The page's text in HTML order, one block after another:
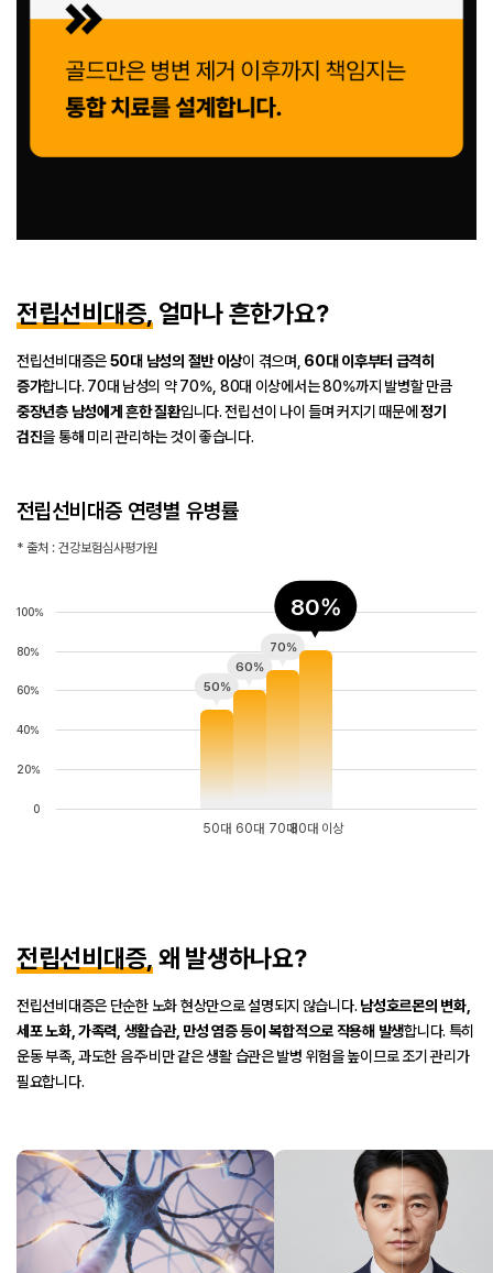
전립선비대증, 얼마나 흔한가요?
전립선비대증은50대 남성의 절반 이상이 겪으며, 60대 이후부터 급격히
증가합니다. 70대 남성의 약 70%, 80대 이상에서는 80%까지 발병할 만큼
중장년층 남성에게 흔한 질환입니다.전립선이 나이 들며 커지기 때문에정기
검진을 통해 미리 관리하는 것이 좋습니다.
전립선비대증 연령별 유병률
* 출처 : 건강보험심사평가원
100%
80%
60%
40%
20%
0
50%
50대
60%
60대
70%
70대
80%
80대 이상
전립선비대증, 왜 발생하나요?
전립선비대증은 단순한 노화 현상만으로 설명되지 않습니다. 남성호르몬의 변화,
세포 노화, 가족력, 생활습관, 만성 염증 등이 복합적으로 작용해 발생합니다. 특히
운동 부족, 과도한 음주·비만 같은 생활 습관은 발병 위험을 높이므로 조기 관리가
필요합니다.